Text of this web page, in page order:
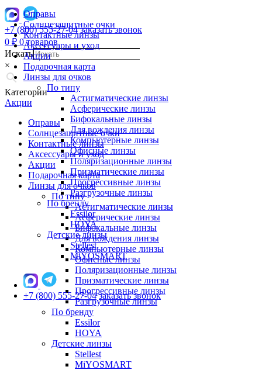
+7 (800) 555-27-04 заказать звонок
0 ₽ 0 товаров
Искать
×
Категории
Акции
Оправы
Солнцезащитные очки
Контактные линзы
Аксессуары и уход
Акции
Подарочная карта
Линзы для очков
По типу
Астигматические линзы
Асферические линзы
Бифокальные линзы
Для вождения линзы
Компьютерные линзы
Офисные линзы
Поляризационные линзы
Призматические линзы
Прогрессивные линзы
Разгрузочные линзы
По бренду
Essilor
HOYA
Детские линзы
Stellest
MiYOSMART
Оправы
Солнцезащитные очки
Контактные линзы
Аксессуары и уход
Акции
Подарочная карта
Линзы для очков
По типу
Астигматические линзы
Асферические линзы
Бифокальные линзы
Для вождения линзы
Компьютерные линзы
Офисные линзы
Поляризационные линзы
Призматические линзы
Прогрессивные линзы
Разгрузочные линзы
По бренду
Essilor
HOYA
Детские линзы
Stellest
MiYOSMART
+7 (800) 555-27-04 заказать звонок